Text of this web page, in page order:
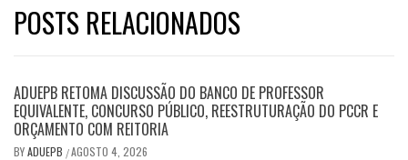
POSTS RELACIONADOS
ADUEPB RETOMA DISCUSSÃO DO BANCO DE PROFESSOR
EQUIVALENTE, CONCURSO PÚBLICO, REESTRUTURAÇÃO DO PCCR E
ORÇAMENTO COM REITORIA
BYADUEPB /AGOSTO 4, 2026